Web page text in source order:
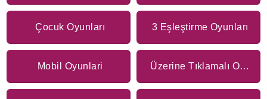
Çocuk Oyunları 3 Eşleştirme Oyunları
Mobil Oyunlari Üzerine Tıklamalı Oyunlar